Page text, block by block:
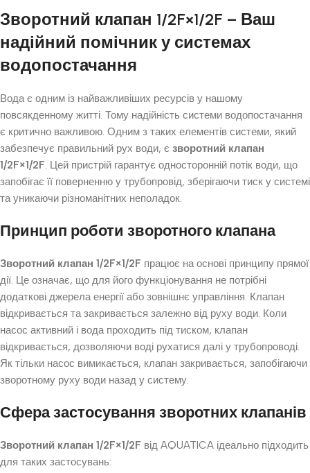
Зворотний клапан 1/2F×1/2F – Ваш
надійний помічник у системах
водопостачання
Вода є одним із найважливіших ресурсів у нашому
повсякденному житті. Тому надійність системи водопостачання
є критично важливою. Одним з таких елементів системи, який
забезпечує правильний рух води, є зворотний клапан
1/2F×1/2F. Цей пристрій гарантує односторонній потік води, що
запобігає її поверненню у трубопровід, зберігаючи тиск у системі
та уникаючи різноманітних неполадок.
Принцип роботи зворотного клапана
Зворотний клапан 1/2F×1/2F працює на основі принципу прямої
дії. Це означає, що для його функціонування не потрібні
додаткові джерела енергії або зовнішнє управління. Клапан
відкривається та закривається залежно від руху води. Коли
насос активний і вода проходить під тиском, клапан
відкривається, дозволяючи воді рухатися далі у трубопроводі.
Як тільки насос вимикається, клапан закривається, запобігаючи
зворотному руху води назад у систему.
Сфера застосування зворотних клапанів
Зворотний клапан 1/2F×1/2F від AQUATICA ідеально підходить
для таких застосувань: